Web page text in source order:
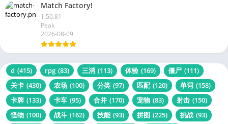
Match Factory!
1.50.81
Peak
2026-08-09
d (415) rpg (83) 三消 (113) 体验 (169) 僵尸 (111)
关卡 (430) 农场 (100) 分类 (97) 匹配 (120) 单词 (158)
卡牌 (133) 卡车 (95) 合并 (170) 宠物 (83) 射击 (150)
怪物 (100) 战斗 (162) 技能 (93) 拼图 (225) 挑战 (93)